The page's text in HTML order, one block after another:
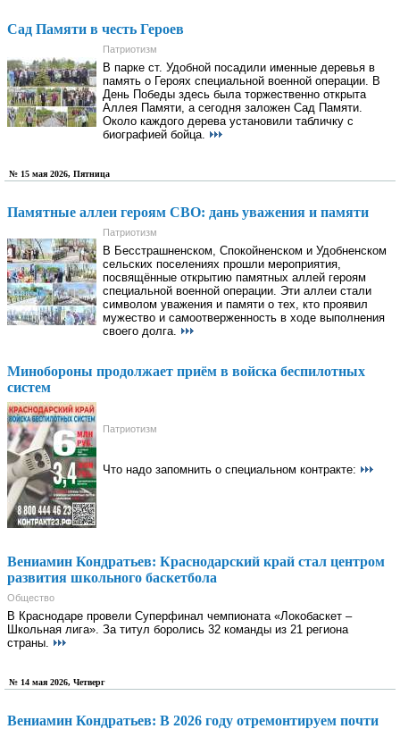
Сад Памяти в честь Героев
Патриотизм
В парке ст. Удобной посадили именные деревья в
память о Героях специальной военной операции. В
День Победы здесь была торжественно открыта
Аллея Памяти, а сегодня заложен Сад Памяти.
Около каждого дерева установили табличку с
биографией бойца.
№ 15 мая 2026, Пятница
Памятные аллеи героям СВО: дань уважения и памяти
Патриотизм
В Бесстрашненском, Спокойненском и Удобненском
сельских поселениях прошли мероприятия,
посвящённые открытию памятных аллей героям
специальной военной операции. Эти аллеи стали
символом уважения и памяти о тех, кто проявил
мужество и самоотверженность в ходе выполнения
своего долга.
Минобороны продолжает приём в войска беспилотных
систем
Патриотизм
Что надо запомнить о специальном контракте:
Вениамин Кондратьев: Краснодарский край стал центром
развития школьного баскетбола
Общество
В Краснодаре провели Суперфинал чемпионата «Локобаскет –
Школьная лига». За титул боролись 32 команды из 21 региона
страны.
№ 14 мая 2026, Четверг
Вениамин Кондратьев: В 2026 году отремонтируем почти